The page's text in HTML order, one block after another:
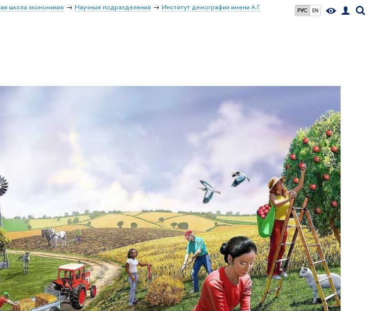
РУС EN
школа экономики» Научные подразделения
Институт демографии имени А.Г.